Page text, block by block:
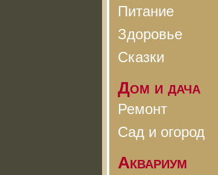
Питание
Здоровье
Сказки
Дом и дача
Ремонт
Сад и огород
Аквариум